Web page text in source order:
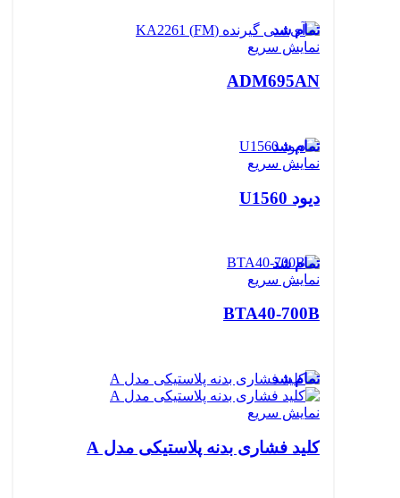
تمام شد
نمایش سریع
ADM695AN
تمام شد
نمایش سریع
دیود U1560
تمام شد
نمایش سریع
BTA40-700B
تمام شد
نمایش سریع
کلید فشاری بدنه پلاستیکی مدل A